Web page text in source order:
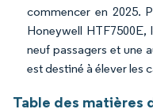
commencer en 2025.
Honeywell
neuf passagers et une
est destiné à élever les
Table des matières